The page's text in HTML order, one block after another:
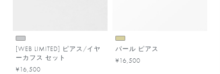
[WEB LIMITED] ピアス/イヤ
ーカフス セット
¥16,500
パール ピアス
¥16,500